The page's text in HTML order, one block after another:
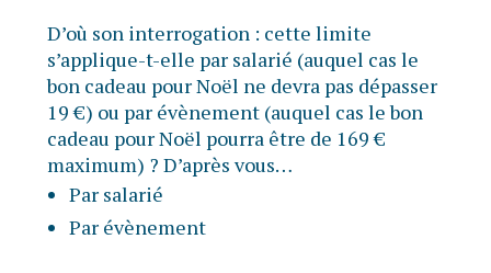
D’où son interrogation : cette limite
s’applique-t-elle par salarié (auquel cas le
bon cadeau pour Noël ne devra pas dépasser
19 €) ou par évènement (auquel cas le bon
cadeau pour Noël pourra être de 169 €
maximum) ? D’après vous…
Par salarié
Par évènement